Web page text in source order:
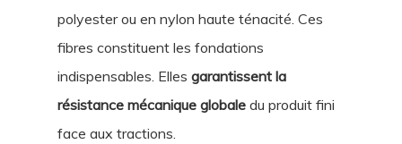
polyester ou en nylon haute ténacité. Ces
fibres constituent les fondations
indispensables. Elles garantissent la
résistance mécanique globale du produit fini
face aux tractions.